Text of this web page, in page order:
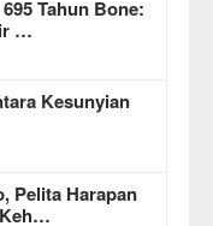
Tahun Bone:
…
Kesunyian
Pelita Harapan